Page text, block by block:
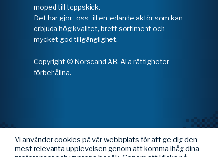
moped till toppskick.
Det har gjort oss till en ledande aktör som kan
erbjuda hög kvalitet, brett sortiment och
mycket god tillgänglighet.
Copyright © Norscand AB. Alla rättigheter
förbehållna.
Vi använder cookies på vår webbplats för att ge dig den
mest relevanta upplevelsen genom att komma ihåg dina